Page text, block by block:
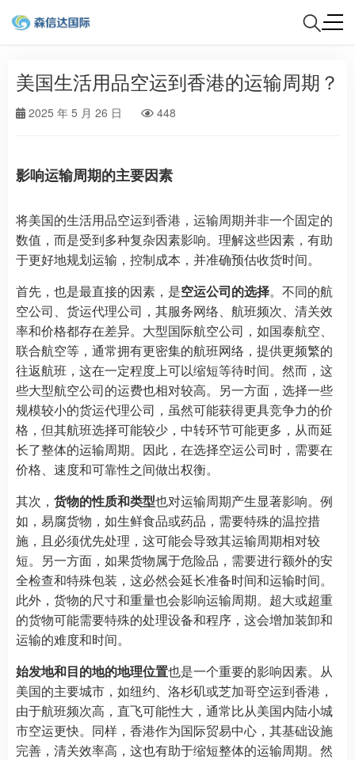
美国生活用品空运到香港的运输周期？
2025 年 5 月 26 日 448
影响运输周期的主要因素
将美国的生活用品空运到香港，运输周期并非一个固定的
数值，而是受到多种复杂因素影响。理解这些因素，有助
于更好地规划运输，控制成本，并准确预估收货时间。
首先，也是最直接的因素，是空运公司的选择。不同的航
空公司、货运代理公司，其服务网络、航班频次、清关效
率和价格都存在差异。大型国际航空公司，如国泰航空、
联合航空等，通常拥有更密集的航班网络，提供更频繁的
往返航班，这在一定程度上可以缩短等待时间。然而，这
些大型航空公司的运费也相对较高。另一方面，选择一些
规模较小的货运代理公司，虽然可能获得更具竞争力的价
格，但其航班选择可能较少，中转环节可能更多，从而延
长了整体的运输周期。因此，在选择空运公司时，需要在
价格、速度和可靠性之间做出权衡。
其次， 货物的性质和类型也对运输周期产生显著影响。例
如，易腐货物，如生鲜食品或药品，需要特殊的温控措
施，且必须优先处理，这可能会导致其运输周期相对较
短。另一方面，如果货物属于危险品，需要进行额外的安
全检查和特殊包装，这必然会延长准备时间和运输时间。
此外，货物的尺寸和重量也会影响运输周期。超大或超重
的货物可能需要特殊的处理设备和程序，这会增加装卸和
运输的难度和时间。
始发地和目的地的地理位置也是一个重要的影响因素。从
美国的主要城市，如纽约、洛杉矶或芝加哥空运到香港，
由于航班频次高，直飞可能性大，通常比从美国内陆小城
市空运更快。同样，香港作为国际贸易中心，其基础设施
完善，清关效率高，这也有助于缩短整体的运输周期。然